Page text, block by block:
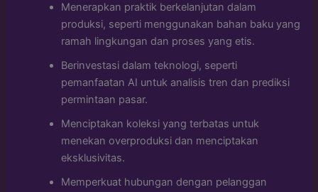
Menerapkan praktik berkelanjutan dalam
produksi, seperti menggunakan bahan baku yang
ramah lingkungan dan proses yang etis.
Berinvestasi dalam teknologi, seperti
pemanfaatan AI untuk analisis tren dan prediksi
permintaan pasar.
Menciptakan koleksi yang terbatas untuk
menekan overproduksi dan menciptakan
eksklusivitas.
Memperkuat hubungan dengan pelanggan